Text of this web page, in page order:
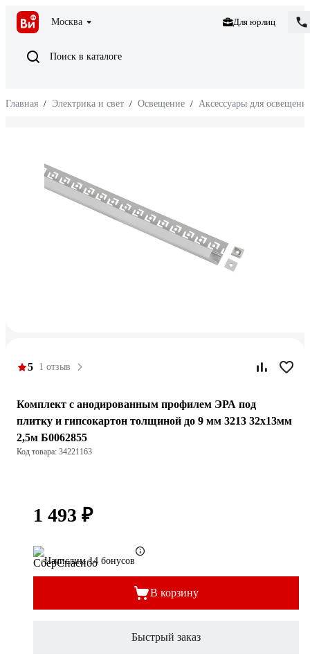
Москва Для юрлиц
Поиск в каталоге
Главная / Электрика и свет / Освещение / Аксессуары для
5 1 отзыв
Комплект с анодированным профилем ЭРА под
плитку и гипсокартон толщиной до 9 мм 3213 32x13мм
2,5м Б0062855
Код товара: 34221163
1 493 ₽
Начислим 14 бонусов
В корзину
Быстрый заказ